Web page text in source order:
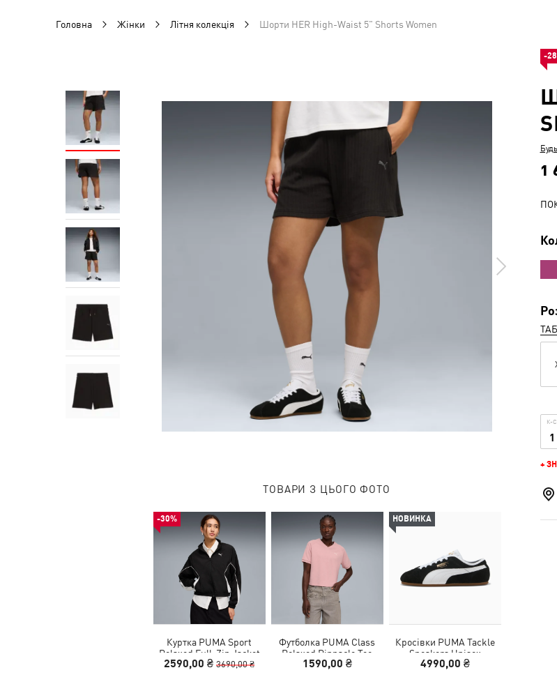
Головна Жінки Літня колекція Шорти HER High-Waist 5" Shorts Women
ТОВАРИ З ЦЬОГО ФОТО
-30%
Куртка PUMA Sport
Relaxed Full-Zip Jacket
Women
2590,00 ₴ 3690,00 ₴
Футболка PUMA Class
Relaxed Pinnacle Tee
Women
1590,00 ₴
НОВИНКА
Кросівки PUMA Tackle
Sneakers Unisex
4990,00 ₴
1
К-
+
-